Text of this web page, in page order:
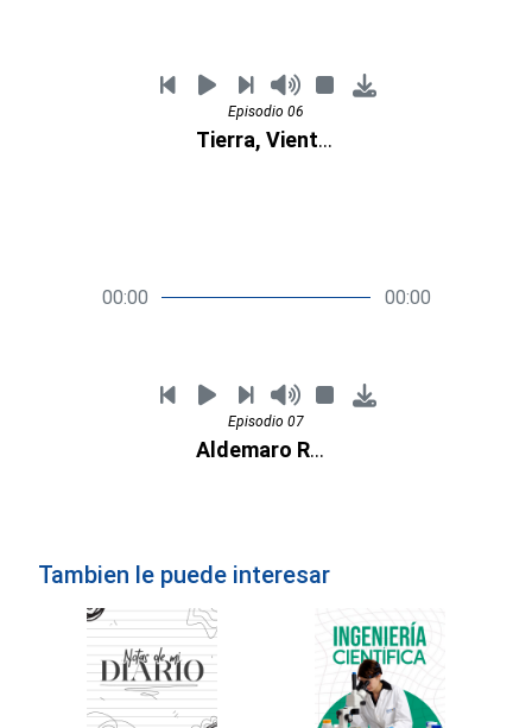
Episodio 06
Tierra, Viento y Fuego
00:00 00:00
Episodio 07
Aldemaro Romero
Tambien le puede interesar